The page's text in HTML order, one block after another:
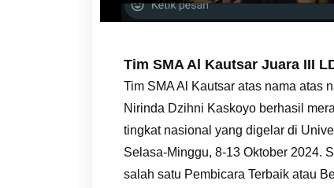
Tim SMA Al Kautsar Juara III
Tim SMA Al Kautsar atas nama atas
Nirinda Dzihni Kaskoyo berhasil
tingkat nasional yang digelar di
Selasa-Minggu, 8-13 Oktober 2024.
salah satu Pembicara Terbaik atau